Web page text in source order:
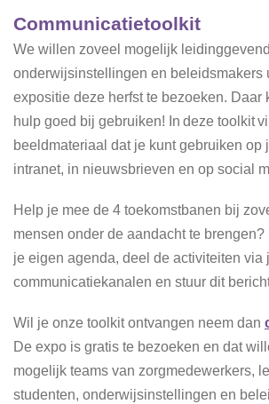
Communicatietoolkit
We willen zoveel mogelijk
onderwijsinstellingen en beleidsmakers
expositie deze herfst te bezoeken. Daar
hulp goed bij gebruiken! In deze toolkit
beeldmateriaal dat je kunt gebruiken op
intranet, in nieuwsbrieven en op social
Help je mee de 4 toekomstbanen bij
mensen onder de aandacht te
je eigen agenda, deel de activiteiten via
communicatiekanalen en stuur dit
Wil je onze toolkit ontvangen neem dan
De expo is gratis te bezoeken en dat
mogelijk teams van zorgmedewerkers,
studenten, onderwijsinstellingen en